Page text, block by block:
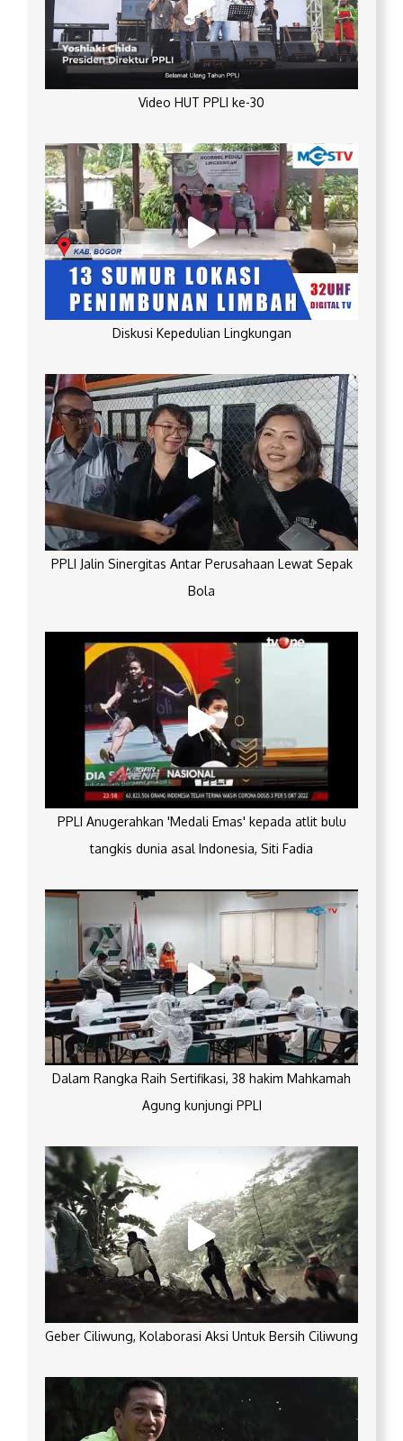
Video HUT PPLI ke-30
Diskusi Kepedulian Lingkungan
PPLI Jalin Sinergitas Antar Perusahaan Lewat Sepak
Bola
PPLI Anugerahkan 'Medali Emas' kepada atlit bulu
tangkis dunia asal Indonesia, Siti Fadia
Dalam Rangka Raih Sertifikasi, 38 hakim Mahkamah
Agung kunjungi PPLI
Geber Ciliwung, Kolaborasi Aksi Untuk Bersih Ciliwung